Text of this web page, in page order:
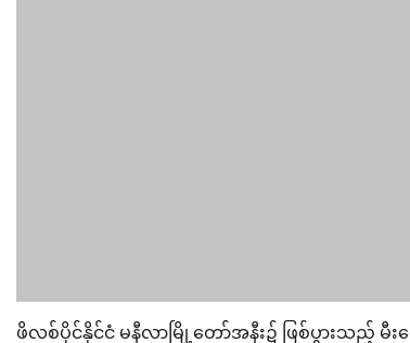
ဖိလစ်ပိုင်နိုင်ငံ မနီလာမြို့တော်အနီး၌ ဖြစ်ပွားသည့် မီ